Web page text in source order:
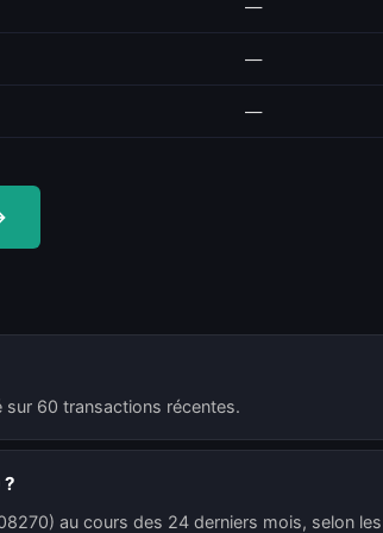
—
—
—
60 transactions récentes.
au cours des 24 derniers mois, selon